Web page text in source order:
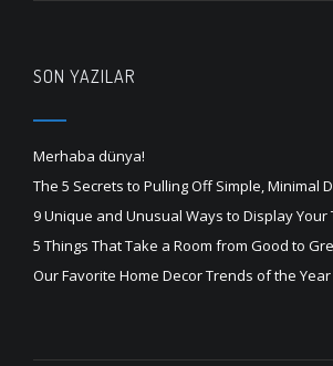
SON YAZILAR
Merhaba dünya!
The 5 Secrets to Pulling Off Simple, Minimal
9 Unique and Unusual Ways to Display Your
5 Things That Take a Room from Good to
Our Favorite Home Decor Trends of the Year